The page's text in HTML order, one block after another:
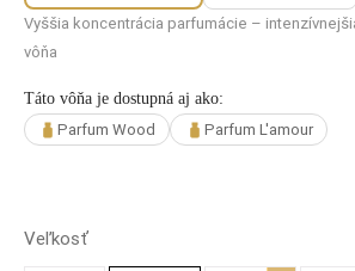
Vyššia koncentrácia parfumácie –
vôňa
Táto vôňa je dostupná aj ako:
Parfum Wood Parfum L'amour
Veľkosť